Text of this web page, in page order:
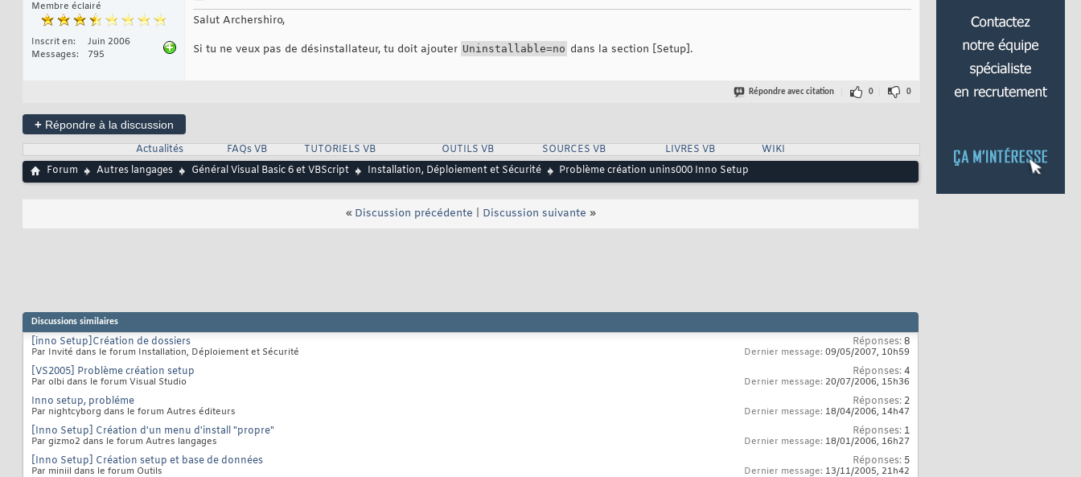
Membre éclairé
Inscrit en
Juin 2006
Messages
795
Salut Archershiro,
Si tu ne veux pas de désinstallateur, tu doit ajouter Uninstallable=no dans la section [Setup].
Répondre avec citation 0 0
+ Répondre à la discussion
Actualités
FAQs VB TUTORIELS VB OUTILS VB SOURCES VB LIVRES VB
WIKI
Forum
Autres langages Général Visual Basic 6 et VBScript Installation, Déploiement et Sécurité Problème création unins000 Inno Setup
« Discussion précédente Discussion suivante »
Discussions similaires
[inno Setup]Création de dossiers
Par Invité dans le forum Installation, Déploiement et Sécurité
Réponses:8
Dernier message: 09/05/2007, 10h59
[VS2005] Problème création setup
Par olbi dans le forum Visual Studio
Réponses:4
Dernier message: 20/07/2006, 15h36
Inno setup, probléme
Par nightcyborg dans le forum Autres éditeurs
Réponses: 2
Dernier message: 18/04/2006, 14h47
[Inno Setup] Création d'un menu d'install "propre"
Par gizmo2 dans le forum Autres langages
Réponses: 1
Dernier message: 18/01/2006, 16h27
[Inno Setup] Création setup et base de données
Par miniil dans le forum Outils
Réponses: 5
Dernier message: 13/11/2005, 21h42